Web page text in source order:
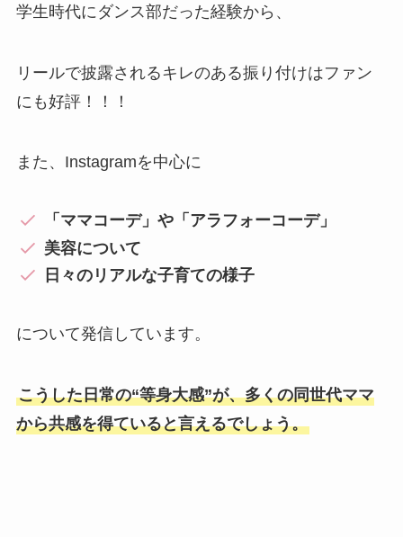
学生時代にダンス部だった経験から、
リールで披露されるキレのある振り付けはファン
にも好評！！！
また、Instagramを中心に
「ママコーデ」や「アラフォーコーデ」
美容について
日々のリアルな子育ての様子
について発信しています。
こうした日常の“等身大感”が、多くの同世代ママ
から共感を得ていると言えるでしょう。